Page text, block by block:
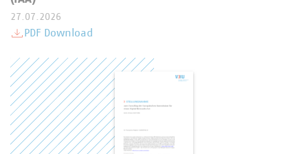
27.07.2026
PDF Download